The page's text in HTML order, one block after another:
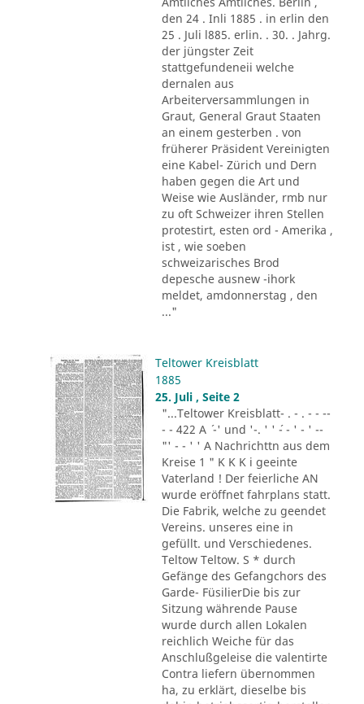
den 24 . Inli 1885 . in erlin den
25 . Juli l885. erlin. . 30. . Jahrg.
der jüngster Zeit
stattgefundeneii welche
dernalen aus
Arbeiterversammlungen in
Graut, General Graut Staaten
an einem gesterben . von
früherer Präsident Vereinigten
eine Kabel- Zürich und Dern
haben gegen die Art und
Weise wie Ausländer, rmb nur
zu oft Schweizer ihren Stellen
protestirt, esten ord - Amerika ,
ist , wie soeben
schweizarisches Brod
depesche ausnew -ihork
meldet, amdonnerstag , den
..."
Teltower Kreisblatt
1885
25. Juli , Seite 2
"...Teltower Kreisblatt- . - . - - --
- - 422 A ´ -' und '-. ' ' ´- - ' - ' --
"' - - ' ' A Nachrichttn aus dem
Kreise 1 " K K K i geeinte
Vaterland ! Der feierliche AN
wurde eröffnet fahrplans statt.
Die Fabrik, welche zu geendet
Vereins. unseres eine in
gefüllt. und Verschiedenes.
Teltow Teltow. S * durch
Gefänge des Gefangchors des
Garde- FüsilierDie bis zur
Sitzung währende Pause
wurde durch allen Lokalen
reichlich Weiche für das
Anschlußgeleise die valentirte
Contra liefern übernommen
ha, zu erklärt, dieselbe bis